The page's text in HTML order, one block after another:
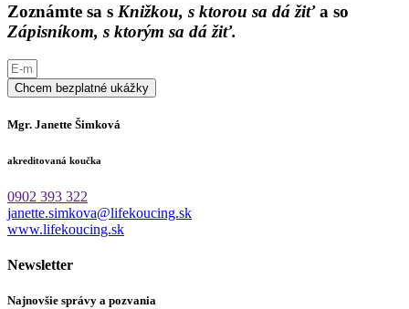
Zoznámte sa s Knižkou, s ktorou sa dá žiťa so
Zápisníkom, s ktorým sa dá žiť.
Chcem bezplatné ukážky
Mgr. Janette Šimková
akreditovaná koučka
0902 393 322
janette.simkova@lifekoucing.sk
www.lifekoucing.sk
Newsletter
Najnovšie správy a pozvania